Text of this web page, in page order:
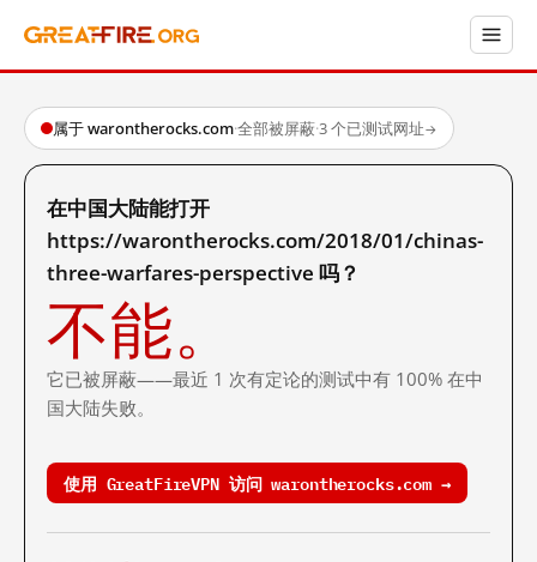
属于 warontherocks.com·全部被屏蔽·3 个已测试网址→
在中国大陆能打开
https://warontherocks.com/2018/01/chinas-
three-warfares-perspective 吗？
不能。
它已被屏蔽——最近 1 次有定论的测试中有 100% 在中
国大陆失败。
使用 GreatFireVPN 访问 warontherocks.com →